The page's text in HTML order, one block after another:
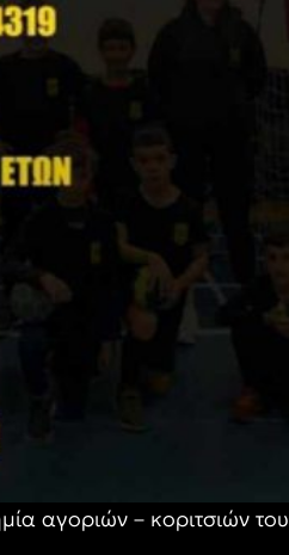
αγοριών – κοριτσιών του